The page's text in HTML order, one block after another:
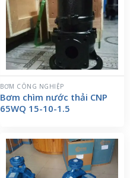
BƠM CÔNG NGHIỆP
Bơm chìm nước thải CNP
65WQ 15-10-1.5